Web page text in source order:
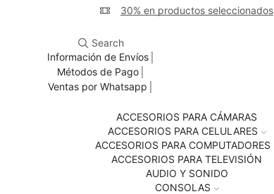
30% en productos seleccionados
Search
Información de Envíos
Métodos de Pago
Ventas por Whatsapp
ACCESORIOS PARA CÁMARAS
ACCESORIOS PARA CELULARES
ACCESORIOS PARA COMPUTADORES
ACCESORIOS PARA TELEVISIÓN
AUDIO Y SONIDO
CONSOLAS